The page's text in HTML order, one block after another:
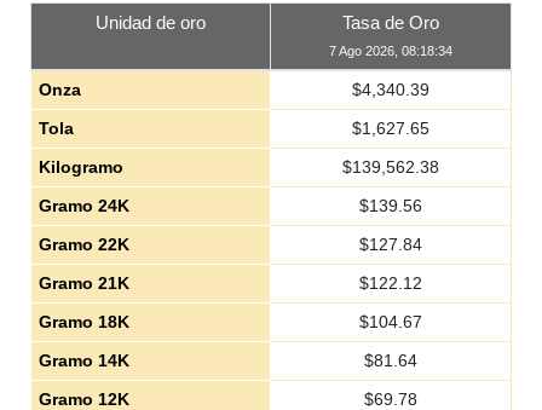
Unidad de oro Tasa de Oro
7 Ago 2026, 08:18:34
Onza $4,340.39
Tola
$1,627.65
Kilogramo
$139,562.38
Gramo 24K
$139.56
Gramo 22K
$127.84
Gramo 21K
$122.12
Gramo 18K
$104.67
Gramo 14K
$81.64
Gramo 12K
$69.78